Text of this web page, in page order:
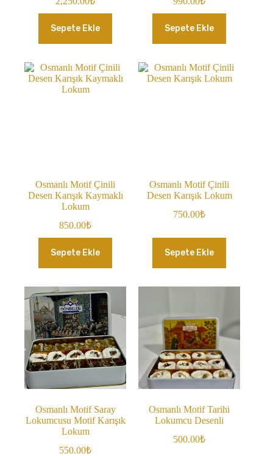
Sepete Ekle Sepete Ekle
Osmanlı Motif Çinili
Desen Karışık Kaymaklı
Lokum
850.00₺
Sepete Ekle
Osmanlı Motif Çinili
Desen Karışık Lokum
750.00₺
Sepete Ekle
Osmanlı Motif Saray
Lokumcusu Motif Karışık
Lokum
550.00₺
Osmanlı Motif Tarihi
Lokumcu Desenli
500.00₺